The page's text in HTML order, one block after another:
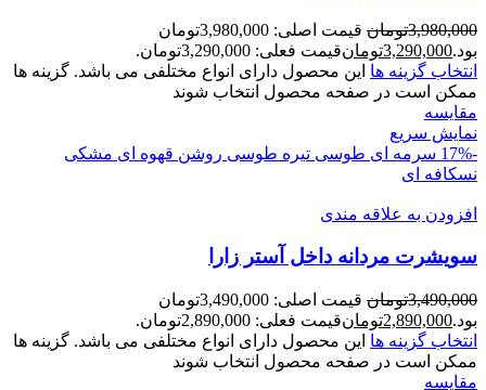
3,980,000تومان
قیمت اصلی: 3,980,000تومان
بود.3,290,000تومانقیمت فعلی: 3,290,000تومان.
انتخاب گزینه ها این محصول دارای انواع مختلفی می باشد. گزینه ها
ممکن است در صفحه محصول انتخاب شوند
مقايسه
نمایش سریع
-17%
سرمه ای طوسی تیره طوسی روشن قهوه ای مشکی
نسکافه ای
افزودن به علاقه مندی
سويشرت مردانه داخل آستر زارا
3,490,000تومان
قیمت اصلی: 3,490,000تومان
بود.2,890,000تومانقیمت فعلی: 2,890,000تومان.
انتخاب گزینه ها این محصول دارای انواع مختلفی می باشد. گزینه ها
ممکن است در صفحه محصول انتخاب شوند
مقايسه